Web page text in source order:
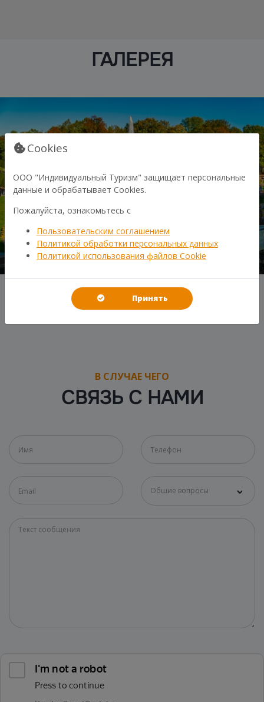
ГАЛЕРЕЯ
В СЛУЧАЕ ЧЕГО
СВЯЗЬ С НАМИ
Общие вопросы
Cookies
ООО "Индивидуальный Туризм" защищает персональные
данные и обрабатывает Cookies.
Пожалуйста, ознакомьтесь с
Пользовательским соглашением
Политикой обработки персональных данных
Политикой использования файлов Cookie
Принять